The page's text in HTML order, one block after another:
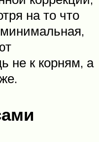
на то что
не к корням, а